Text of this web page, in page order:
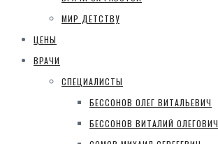
МИР ДЕТСТВУ
ЦЕНЫ
ВРАЧИ
СПЕЦИАЛИСТЫ
БЕССОНОВ ОЛЕГ ВИТАЛЬЕВИЧ
БЕССОНОВ ВИТАЛИЙ ОЛЕГОВИЧ